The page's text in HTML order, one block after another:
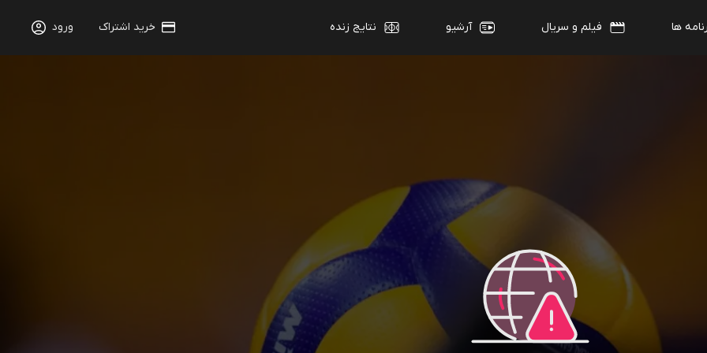
ها فیلم و سریال آرشیو نتایج زنده خرید اشتراک ورود